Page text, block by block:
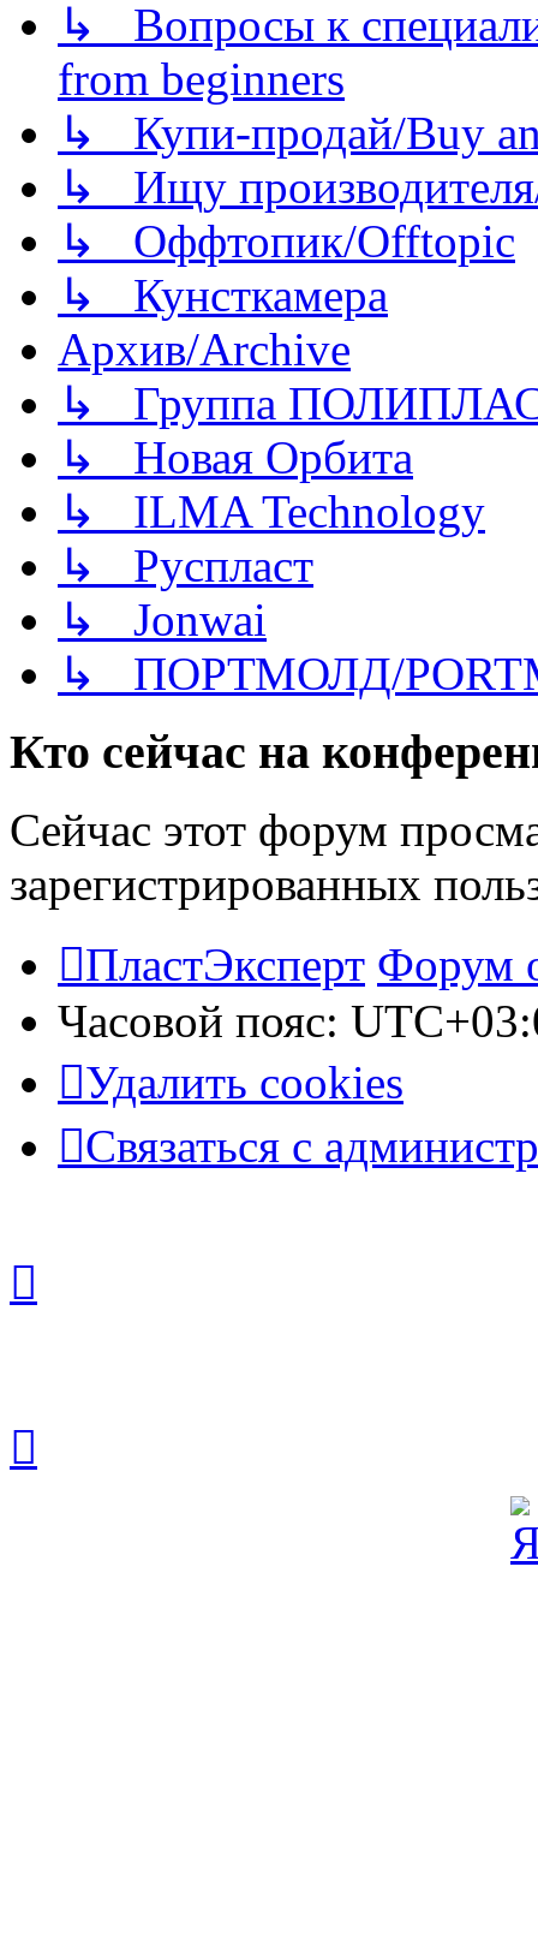
↳ Вопросы к
from beginners
↳ Купи-продай/Buy
↳ Ищу
↳ Оффтопик/Offtopic
↳ Кунсткамера
Архив/Archive
↳ Группа
↳ Новая Орбита
↳ ILMA Technology
↳ Руспласт
↳ Jonwai
↳ ПОРТМОЛД/
Кто сейчас на
Сейчас этот форум
зарегистрированных
ПластЭксперт Форум
Часовой пояс:
Удалить cookies
Связаться с